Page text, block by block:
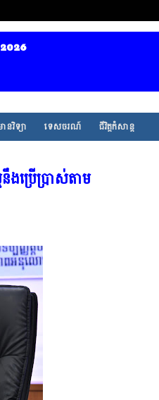
នវិទ្យា ទេសចរណ៍ ជីវិត្តកំសាន្ត
ងប្រើប្រាស់តាម